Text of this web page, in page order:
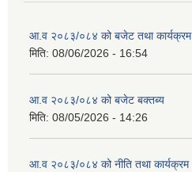
आ.व २०८३/०८४ को बजेट तथा कार्यक्रम
मिति: 08/06/2026 - 16:54
आ.व २०८३/०८४ को बजेट बक्तब्य
मिति: 08/05/2026 - 14:26
आ.व २०८३/०८४ को नीति तथा कार्यक्रम